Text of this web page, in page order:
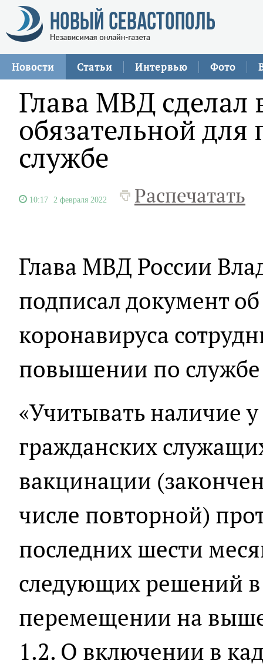
Новости Статьи Интервью Фото
Глава МВД
обязательной
службе
10:17 2 февраля 2022 Распечатать
Глава МВД России
подписал документ
коронавируса
повышении по
«Учитывать наличие
гражданских
вакцинации
числе повторной)
последних шести
следующих решений
перемещении на
1.2. О включении в